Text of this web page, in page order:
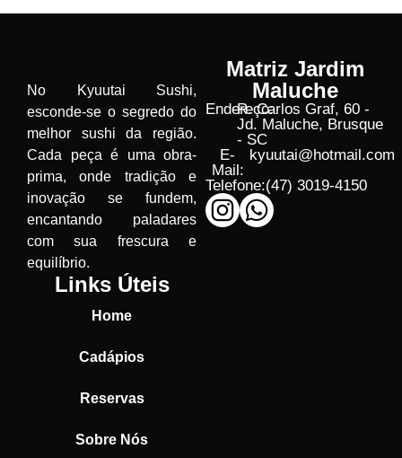
No Kyuutai Sushi,
esconde-se o segredo do
melhor sushi da região.
Cada peça é uma obra-
prima, onde tradição e
inovação se fundem,
encantando paladares
com sua frescura e
equilíbrio.
Links Úteis
Home
Cadápios
Reservas
Sobre Nós
Matriz Jardim
Maluche
Endereço:
R. Carlos Graf, 60 -
Jd. Maluche, Brusque
- SC
E-
Mail:
kyuutai@hotmail.com
Telefone:(47) 3019-4150